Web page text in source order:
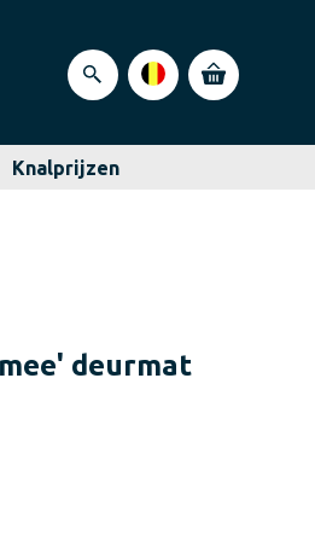
Knalprijzen
deurmat